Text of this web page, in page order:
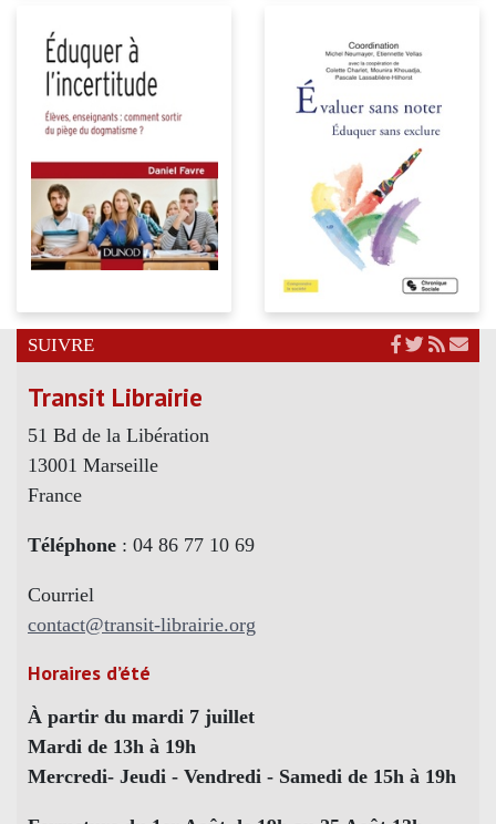
SUIVRE
Transit Librairie
51 Bd de la Libération
13001 Marseille
France
Téléphone : 04 86 77 10 69
Courriel
contact@transit-librairie.org
Horaires d’été
À partir du mardi 7 juillet
Mardi de 13h à 19h
Mercredi- Jeudi - Vendredi - Samedi de 15h à 19h